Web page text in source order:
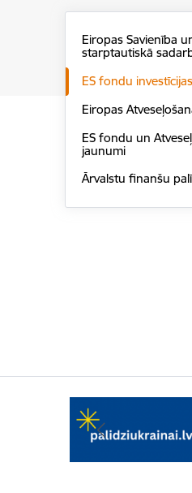
Eiropas Savienība
starptautiskā
ES fondu investīcijas
Eiropas
ES fondu un
jaunumi
Ārvalstu finanšu